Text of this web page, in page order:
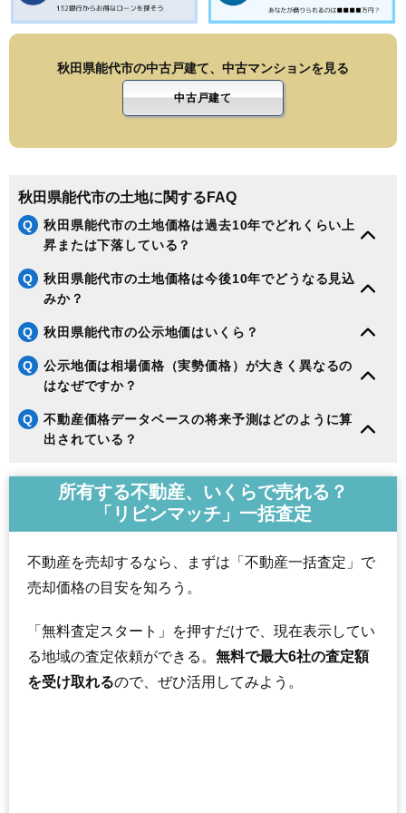
秋田県能代市の中古戸建て、中古マンションを見る
中古戸建て
秋田県能代市の土地に関するFAQ
Q
秋田県能代市の土地価格は過去10年でどれくらい上
昇または下落している？
Q
秋田県能代市の土地価格は今後10年でどうなる見込
みか？
Q 秋田県能代市の公示地価はいくら？
Q
公示地価は相場価格（実勢価格）が大きく異なるの
はなぜですか？
Q
不動産価格データベースの将来予測はどのように算
出されている？
所有する不動産、いくらで売れる？
「リビンマッチ」一括査定
不動産を売却するなら、まずは「不動産一括査定」で
売却価格の目安を知ろう。
「無料査定スタート」を押すだけで、現在表示してい
る地域の査定依頼ができる。 無料で最大6社の査定額
を受け取れるので、ぜひ活用してみよう。